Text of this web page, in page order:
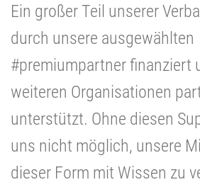
Ein großer Teil unserer
durch unsere ausgewählten
#premiumpartner finanziert
weiteren Organisationen
unterstützt. Ohne diesen
uns nicht möglich, unsere
dieser Form mit Wissen zu